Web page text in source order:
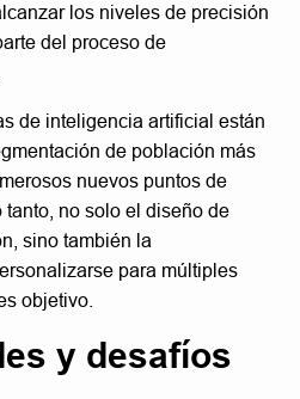
los niveles de precisión
del proceso de
de inteligencia artificial están
de población más
nuevos puntos de
no solo el diseño de
sino también la
para múltiples
objetivo.
y desafíos